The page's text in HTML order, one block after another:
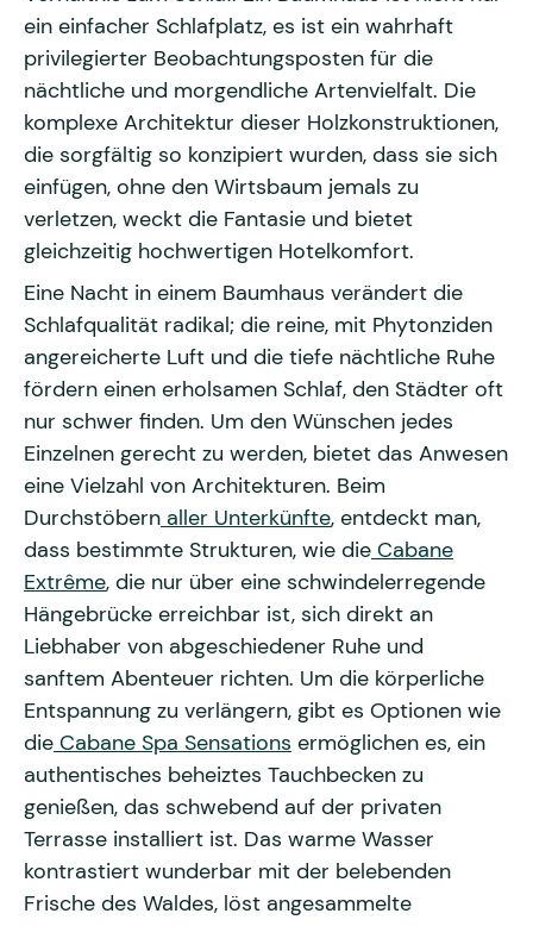
ein einfacher Schlafplatz, es ist ein wahrhaft
privilegierter Beobachtungsposten für die
nächtliche und morgendliche Artenvielfalt. Die
komplexe Architektur dieser Holzkonstruktionen,
die sorgfältig so konzipiert wurden, dass sie sich
einfügen, ohne den Wirtsbaum jemals zu
verletzen, weckt die Fantasie und bietet
gleichzeitig hochwertigen Hotelkomfort.
Eine Nacht in einem Baumhaus verändert die
Schlafqualität radikal; die reine, mit Phytonziden
angereicherte Luft und die tiefe nächtliche Ruhe
fördern einen erholsamen Schlaf, den Städter oft
nur schwer finden. Um den Wünschen jedes
Einzelnen gerecht zu werden, bietet das Anwesen
eine Vielzahl von Architekturen. Beim
Durchstöbern aller Unterkünfte, entdeckt man,
dass bestimmte Strukturen, wie die Cabane
Extrême, die nur über eine schwindelerregende
Hängebrücke erreichbar ist, sich direkt an
Liebhaber von abgeschiedener Ruhe und
sanftem Abenteuer richten. Um die körperliche
Entspannung zu verlängern, gibt es Optionen wie
die Cabane Spa Sensations ermöglichen es, ein
authentisches beheiztes Tauchbecken zu
genießen, das schwebend auf der privaten
Terrasse installiert ist. Das warme Wasser
kontrastiert wunderbar mit der belebenden
Frische des Waldes, löst angesammelte